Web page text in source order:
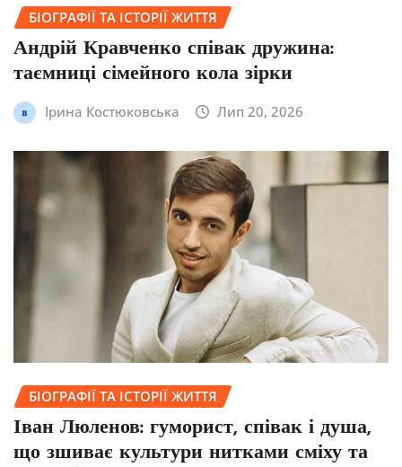
БІОГРАФІЇ ТА ІСТОРІЇ ЖИТТЯ
Андрій Кравченко співак дружина:
таємниці сімейного кола зірки
Ірина Костюковська Лип 20, 2026
БІОГРАФІЇ ТА ІСТОРІЇ ЖИТТЯ
Іван Люленов: гуморист, співак і душа,
що зшиває культури нитками сміху та